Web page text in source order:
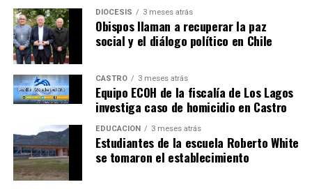
DIÓCESIS 3 meses atrás
Obispos llaman a recuperar la paz
social y el diálogo político en Chile
CASTRO 3 meses atrás
Equipo ECOH de la fiscalía de Los Lagos
investiga caso de homicidio en Castro
EDUCACIÓN 3 meses atrás
Estudiantes de la escuela Roberto White
se tomaron el establecimiento